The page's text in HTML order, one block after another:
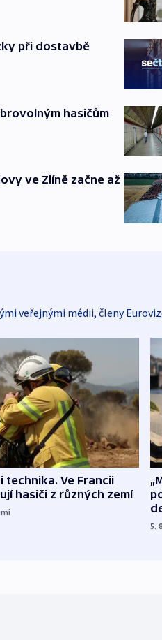
při dostavbě
hasičům
ve Zlíně začne až
veřejnými médii, členy
technika. Ve Francii
hasiči z různých zemí
5.